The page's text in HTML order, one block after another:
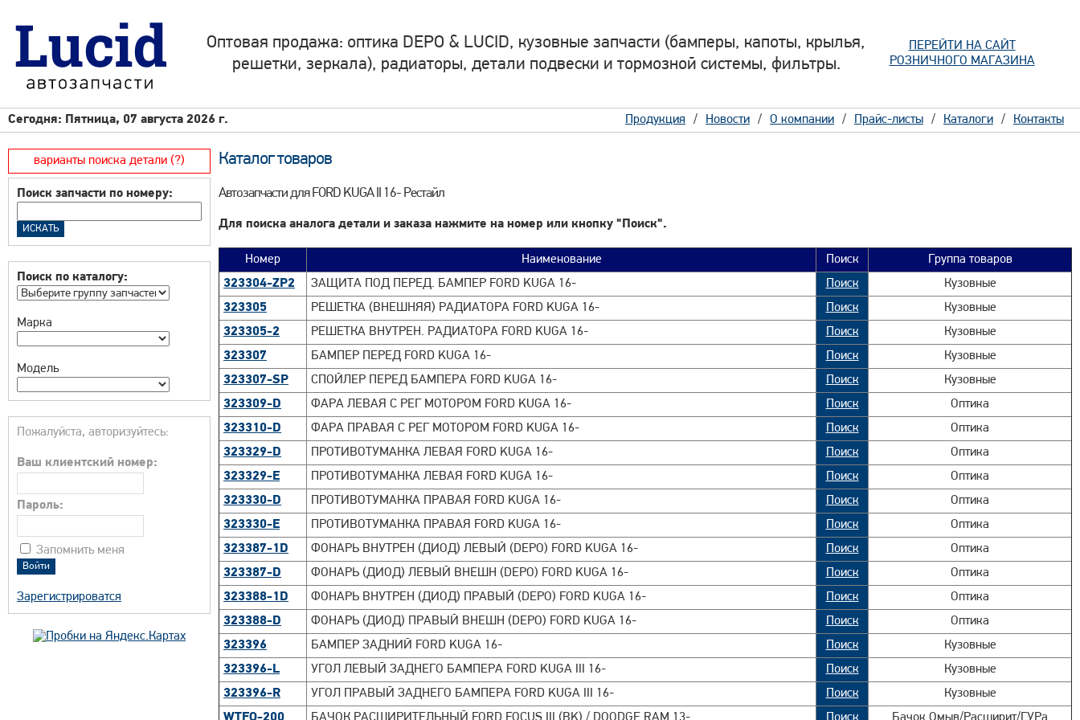
Оптовая продажа: оптика DEPO & LUCID, кузовные запчасти (бамперы, капоты, крылья,
решетки, зеркала), радиаторы, детали подвески и тормозной системы, фильтры.
ПЕРЕЙТИ НА САЙТ
РОЗНИЧНОГО МАГАЗИНА
Сегодня: Пятница, 07 августа 2026 г. Продукция Новости О компании Прайс-листы Каталоги Контакты
варианты поиска детали (?)
Поиск запчасти по номеру:
Поиск по каталогу:
Марка
Модель
Пожалуйста, авторизуйтесь:
Ваш клиентский номер:
Пароль:
Запомнить меня
Зарегистрироватся
Каталог товаров
Автозапчасти для FORD KUGA II 16- Рестайл
Для поиска аналога детали и заказа нажмите на номер или кнопку "Поиск".
Номер Наименование Поиск
Группа товаров
323304-ZP2
ЗАЩИТА ПОД ПЕРЕД. БАМПЕР FORD KUGA 16- Поиск
Кузовные
323305
РЕШЕТКА (ВНЕШНЯЯ) РАДИАТОРА FORD KUGA 16- Поиск
Кузовные
323305-2
РЕШЕТКА ВНУТРЕН. РАДИАТОРА FORD KUGA 16- Поиск
Кузовные
323307
БАМПЕР ПЕРЕД FORD KUGA 16- Поиск
Кузовные
323307-SP
СПОЙЛЕР ПЕРЕД БАМПЕРА FORD KUGA 16- Поиск
Кузовные
323309-D
ФАРА ЛЕВАЯ С РЕГ МОТОРОМ FORD KUGA 16- Поиск
Оптика
323310-D
ФАРА ПРАВАЯ С РЕГ МОТОРОМ FORD KUGA 16- Поиск
Оптика
323329-D
ПРОТИВОТУМАНКА ЛЕВАЯ FORD KUGA 16- Поиск
Оптика
323329-E
ПРОТИВОТУМАНКА ЛЕВАЯ FORD KUGA 16- Поиск
Оптика
323330-D
ПРОТИВОТУМАНКА ПРАВАЯ FORD KUGA 16- Поиск
Оптика
323330-E
ПРОТИВОТУМАНКА ПРАВАЯ FORD KUGA 16- Поиск
Оптика
323387-1D
ФОНАРЬ ВНУТРЕН (ДИОД) ЛЕВЫЙ (DEPO) FORD KUGA 16- Поиск
Оптика
323387-D
ФОНАРЬ (ДИОД) ЛЕВЫЙ ВНЕШН (DEPO) FORD KUGA 16- Поиск
Оптика
323388-1D
ФОНАРЬ ВНУТРЕН (ДИОД) ПРАВЫЙ (DEPO) FORD KUGA 16- Поиск
Оптика
323388-D
ФОНАРЬ (ДИОД) ПРАВЫЙ ВНЕШН (DEPO) FORD KUGA 16- Поиск
Оптика
323396
БАМПЕР ЗАДНИЙ FORD KUGA 16- Поиск
Кузовные
323396-L
УГОЛ ЛЕВЫЙ ЗАДНЕГО БАМПЕРА FORD KUGA III 16- Поиск
Кузовные
323396-R
УГОЛ ПРАВЫЙ ЗАДНЕГО БАМПЕРА FORD KUGA III 16- Поиск
Кузовные